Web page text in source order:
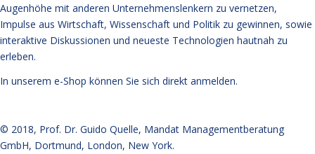
Augenhöhe mit anderen Unternehmenslenkern zu vernetzen,
Impulse aus Wirtschaft, Wissenschaft und Politik zu gewinnen, sowie
interaktive Diskussionen und neueste Technologien hautnah zu
erleben.
In unserem e-Shop können Sie sich direkt anmelden.
© 2018, Prof. Dr. Guido Quelle, Mandat Managementberatung
GmbH, Dortmund, London, New York.